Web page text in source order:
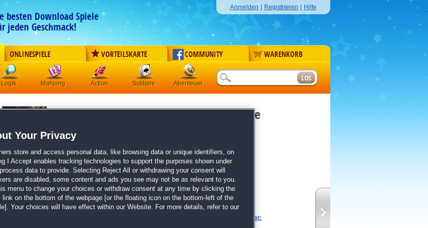
besten Download Spiele
jeden Geschmack!
Anmelden Registrieren Hilfe
ONLINESPIELE VORTEILSKARTE COMMUNITY WARENKORB
Logik Mahjong Action Solitaire Abenteuer
Phantasmat:Der Schrecken von Oakville
Entwickler:
von 7 Mitgliedern
Wimmelbild | Größe: 553.2 MB
Werde Teil einer apokalyptischen Wimmelbild-Story
Löse innovative WBS und Minispiele
Rette Oakville vor dem Untergang
Phantasmat:
Your Privacy
store and access personal data, like browsing data or unique identifiers, on
I Accept enables tracking technologies to support the purposes shown under
data to provide. Selecting Reject All or withdrawing your consent will
are disabled, some content and ads you see may not be as relevant to you.
menu to change your choices or withdraw consent at any time by clicking the
link on the bottom of the webpage [or the floating icon on the bottom-left of the
Your choices will have effect within our Website. For more details, refer to our